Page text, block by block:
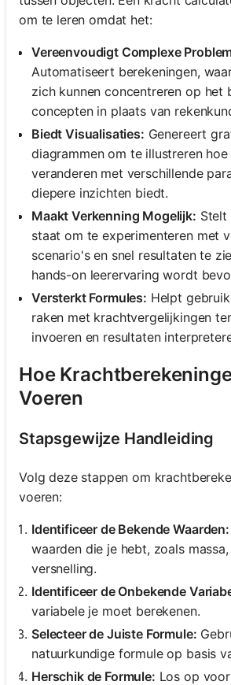
om te leren omdat het:
Vereenvoudigt Complexe
Automatiseert berekeningen,
zich kunnen concentreren op het
concepten in plaats van
Biedt Visualisaties: Genereert
diagrammen om te illustreren
veranderen met verschillende
diepere inzichten biedt.
Maakt Verkenning Mogelijk: Stelt
staat om te experimenteren met
scenario's en snel resultaten te
hands-on leerervaring wordt
Versterkt Formules: Helpt
raken met krachtvergelijkingen
invoeren en resultaten
Hoe
Voeren
Stapsgewijze Handleiding
Volg deze stappen om
voeren:
Identificeer de Bekende Waarden:
waarden die je hebt, zoals
versnelling.
Identificeer de Onbekende
variabele je moet berekenen.
Selecteer de Juiste Formule:
natuurkundige formule op basis
Herschik de Formule: Los op